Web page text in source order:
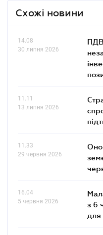
Схожі новини
14.08
30 липня 2026
11.11
13 липня 2026
11.33
29 червня 2026
16.04
5 червня 2026
з 6
для